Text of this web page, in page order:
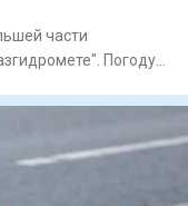
части
Погоду